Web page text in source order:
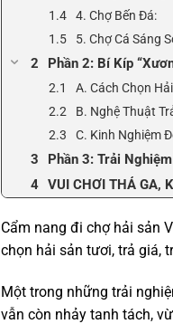
4. Chợ Bến Đá:
5. Chợ Cá Sáng
Phần 2: Bí Kíp
A. Cách Chọn
B. Nghệ Thuật
C. Kinh Nghiệm
Phần 3: Trải
VUI CHƠI THẢ GA,
Cẩm nang đi chợ hải sản
chọn hải sản tươi, trả giá,
Một trong những trải
vẫn còn nhảy tanh tách,